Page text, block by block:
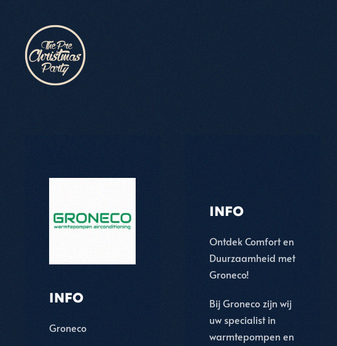
Skip to main content
INFO
Groneco
INFO
Ontdek Comfort en
Duurzaamheid met
Groneco!
Bij Groneco zijn wij
uw specialist in
warmtepompen en